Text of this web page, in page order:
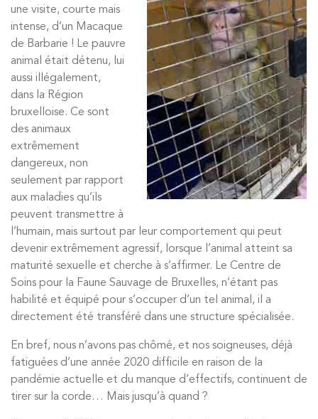
une visite, courte mais
intense, d’un Macaque
de Barbarie ! Le pauvre
animal était détenu, lui
aussi illégalement,
dans la Région
bruxelloise. Ce sont
des animaux
extrêmement
dangereux, non
seulement par rapport
aux maladies qu’ils
peuvent transmettre à
l’humain, mais surtout par leur comportement qui peut
devenir extrêmement agressif, lorsque l’animal atteint sa
maturité sexuelle et cherche à s’affirmer. Le Centre de
Soins pour la Faune Sauvage de Bruxelles, n’étant pas
habilité et équipé pour s’occuper d’un tel animal, il a
directement été transféré dans une structure spécialisée.
En bref, nous n’avons pas chômé, et nos soigneuses, déjà
fatiguées d’une année 2020 difficile en raison de la
pandémie actuelle et du manque d’effectifs, continuent de
tirer sur la corde… Mais jusqu’à quand ?